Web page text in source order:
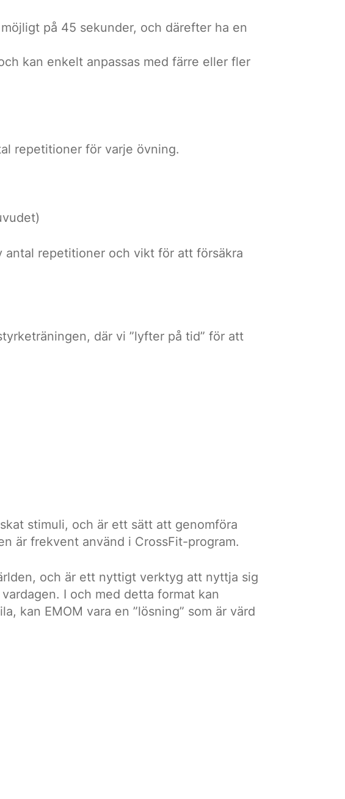
på 45 sekunder, och därefter ha en
kan enkelt anpassas med färre eller fler
repetitioner för varje övning.
antal repetitioner och vikt för att försäkra
där vi ”lyfter på tid” för att
stimuli, och är ett sätt att genomföra
är frekvent använd i CrossFit-program.
och är ett nyttigt verktyg att nyttja sig
I och med detta format kan
kan EMOM vara en ”lösning” som är värd